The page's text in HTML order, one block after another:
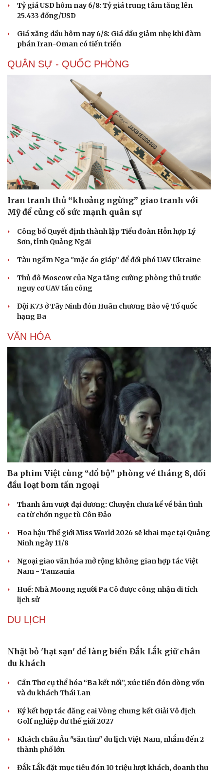
Doanh nghiệp 24h
Doanh nhân
Vì cộng đồng
Tin Công nghệ
Chuyển đổi số
Sức khỏe
Dinh dưỡng - món ngon
Cây thuốc
Nhi khoa
Nam khoa
Phòng mạch online
Ăn sạch sống khỏe
Đời sống
Nhà đẹp
Tỷ giá USD hôm nay 6/8: Tỷ giá trung tâm tăng lên
25.433 đồng/USD
Giá xăng dầu hôm nay 6/8: Giá dầu giảm nhẹ khi đàm
phán Iran-Oman có tiến triển
QUÂN SỰ - QUỐC PHÒNG
Iran tranh thủ “khoảng ngừng” giao tranh với
Mỹ để củng cố sức mạnh quân sự
Công bố Quyết định thành lập Tiểu đoàn Hỗn hợp Lý
Sơn, tỉnh Quảng Ngãi
Tàu ngầm Nga "mặc áo giáp” để đối phó UAV Ukraine
Thủ đô Moscow của Nga tăng cường phòng thủ trước
nguy cơ UAV tấn công
Đội K73 ở Tây Ninh đón Huân chương Bảo vệ Tổ quốc
hạng Ba
VĂN HÓA
Ba phim Việt cùng “đổ bộ” phòng vé tháng 8, đối
đầu loạt bom tấn ngoại
Thanh âm vượt đại dương: Chuyện chưa kể về bản tình
ca từ chốn ngục tù Côn Đảo
Hoa hậu Thế giới Miss World 2026 sẽ khai mạc tại Quảng
Ninh ngày 11/8
Ngoại giao văn hóa mở rộng không gian hợp tác Việt
Nam - Tanzania
Huế: Nhà Moong người Pa Cô được công nhận di tích
lịch sử
DU LỊCH
Nhặt bỏ 'hạt sạn' để làng biển Đắk Lắk giữ chân
du khách